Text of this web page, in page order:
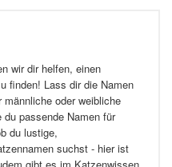
wir dir helfen, einen
finden! Lass dir die Namen
oder weibliche
du passende Namen für
du lustige,
suchst - hier ist
gibt es im Katzenwissen